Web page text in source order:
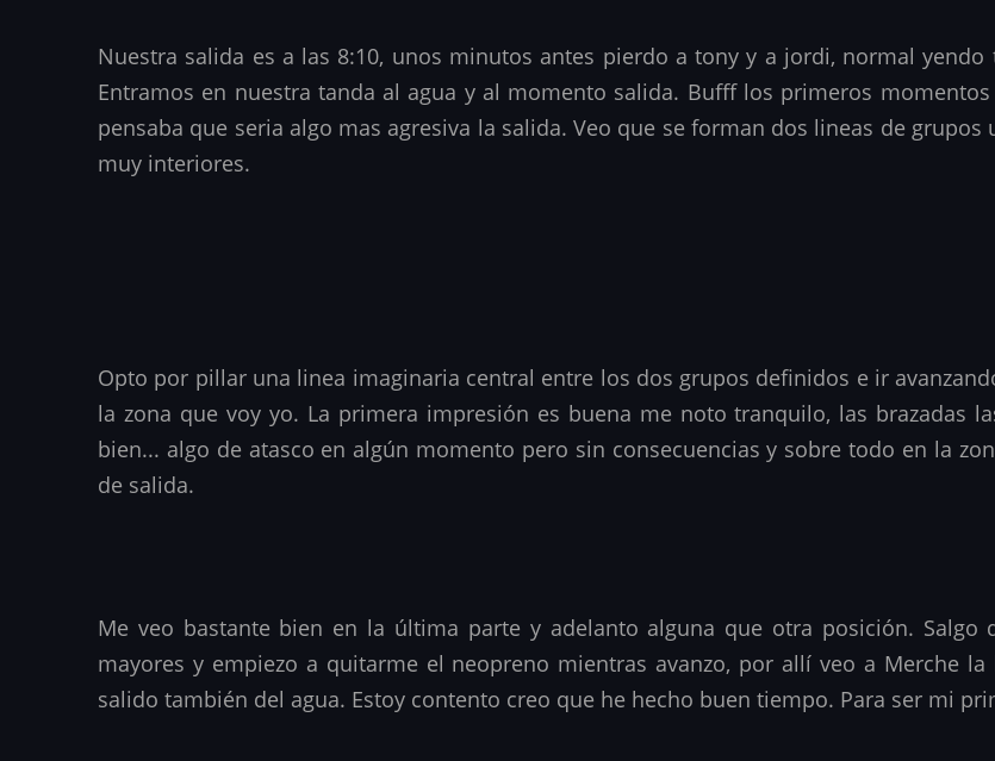
Nuestra salida es a las 8:10, unos minutos antes pierdo a tony y a jordi, normal
Entramos en nuestra tanda al agua y al momento salida. Bufff los primeros
pensaba que seria algo mas agresiva la salida. Veo que se forman dos lineas de
muy interiores.
Opto por pillar una linea imaginaria central entre los dos grupos definidos e ir
la zona que voy yo. La primera impresión es buena me noto tranquilo, las brazadas
bien... algo de atasco en algún momento pero sin consecuencias y sobre todo en la
de salida.
Me veo bastante bien en la última parte y adelanto alguna que otra posición.
mayores y empiezo a quitarme el neopreno mientras avanzo, por allí veo a Merche
salido también del agua. Estoy contento creo que he hecho buen tiempo. Para ser mi